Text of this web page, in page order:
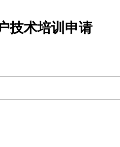
技术培训申请